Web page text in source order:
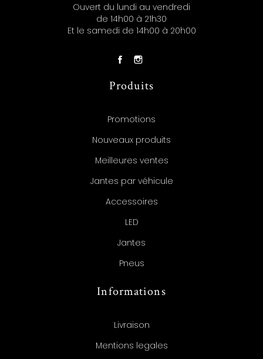
Ouvert du lundi au vendredi
de 14h00 à 21h30
Et le samedi de 14h00 à 20h00
Produits
Promotions
Nouveaux produits
Meilleures ventes
Jantes par véhicule
Accessoires
LED
Jantes
Pneus
Informations
Livraison
Mentions legales